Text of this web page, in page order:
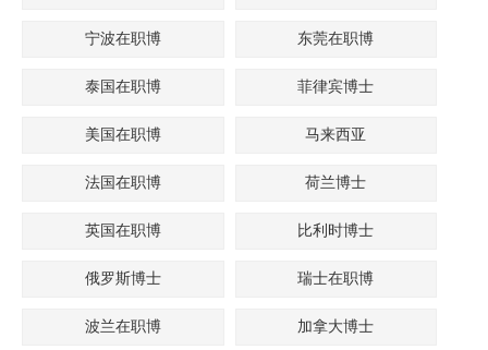
宁波在职博 东莞在职博
泰国在职博 菲律宾博士
美国在职博 马来西亚
法国在职博 荷兰博士
英国在职博 比利时博士
俄罗斯博士 瑞士在职博
波兰在职博 加拿大博士